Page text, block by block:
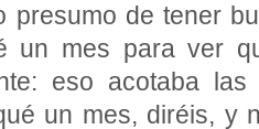
presumo de tener
un mes para ver
eso acotaba
un mes, diréis, y